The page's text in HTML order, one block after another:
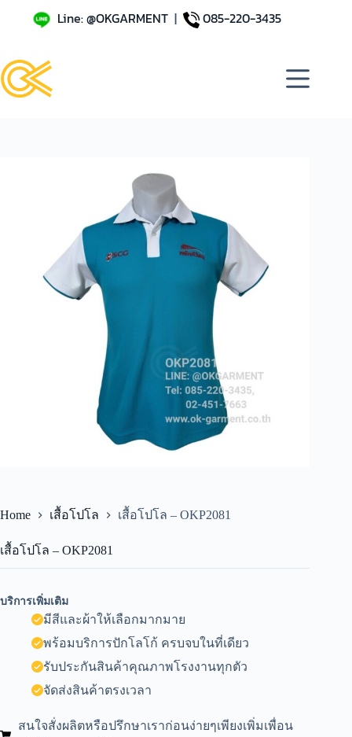
Line: @OKGARMENT| 085-220-3435
Home เสื้อโปโล เสื้อโปโล – OKP2081
เสื้อโปโล – OKP2081
บริการเพิ่มเติม
มีสีและผ้าให้เลือกมากมาย
พร้อมบริการปักโลโก้ ครบจบในที่เดียว
รับประกันสินค้าคุณภาพโรงงานทุกตัว
จัดส่งสินค้าตรงเวลา
สนใจสั่งผลิตหรือปรึกษาเราก่อนง่ายๆเพียงเพิ่มเพื่อน